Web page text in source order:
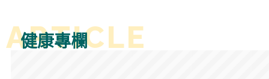
健康專欄